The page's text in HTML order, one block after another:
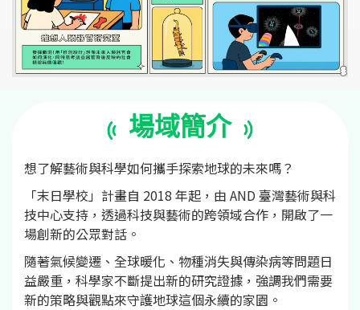
場域簡介
想了解藝術與科學如何攜手探索地球的未來嗎？
「末日學校」計畫自 2018 年起，由 AND 臺灣藝術與科
技中心支持，透過科技與藝術的跨領域合作，開啟了一
場創新的公眾對話。
隨著氣候變遷、全球暖化、物種消失與傳染病等問題日
益嚴重，科學家不斷提出新的研究證據，強調我們需要
新的策略與觀點來守護地球這個永續的家園。